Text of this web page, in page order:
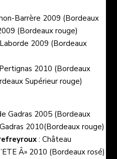
Barrère 2009 (Bordeaux
(Bordeaux rouge)
2009 (Bordeaux
2010 (Bordeaux
Supérieur rouge)
Gadras 2005 (Bordeaux
2010(Bordeaux rouge)
: Château
Â» 2010 (Bordeaux rosé)